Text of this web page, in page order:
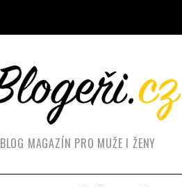
BLOG MAGAZÍN PRO MUŽE I ŽENY